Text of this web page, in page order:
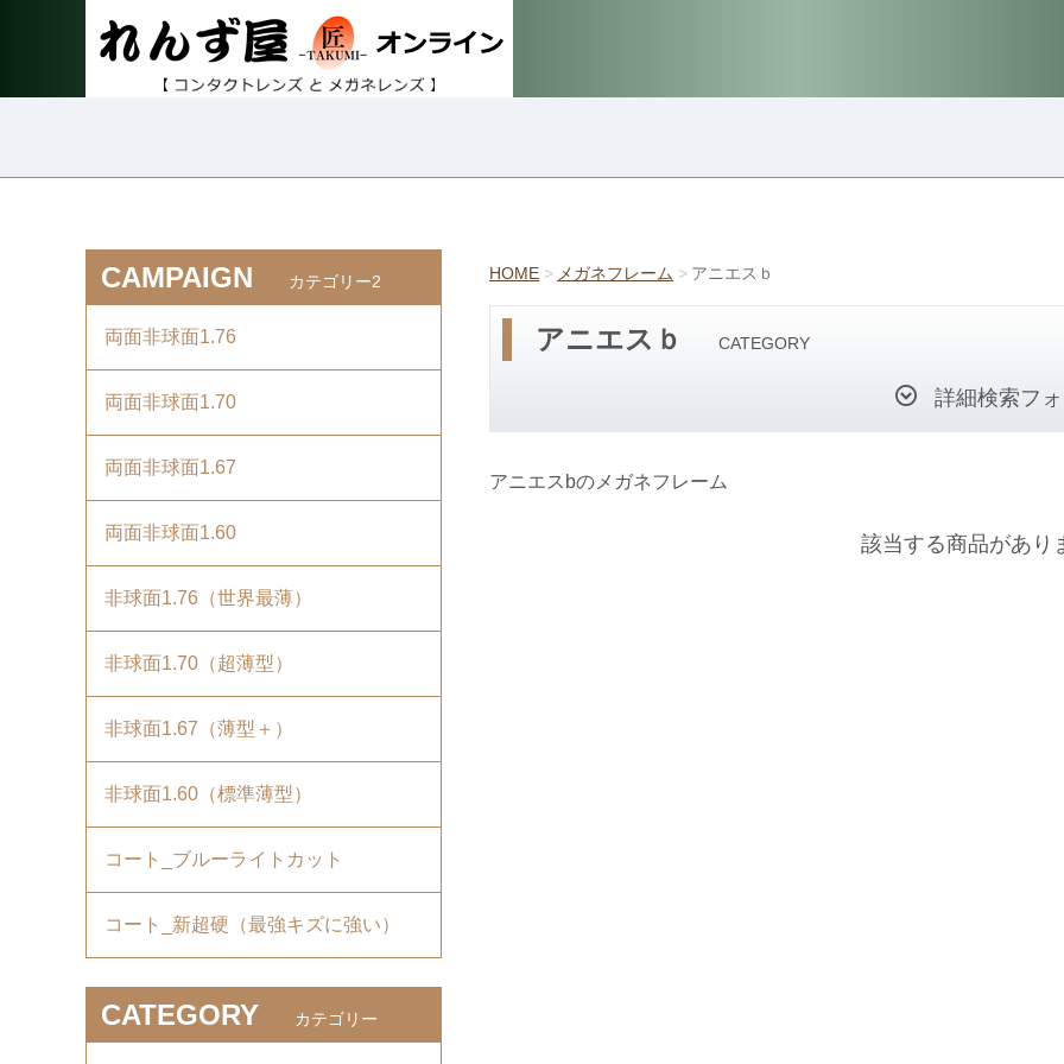
HOME メガネフレーム アニエスｂ
アニエスｂ CATEGORY
詳細検索フ
アニエスbのメガネフレーム
該当する商品があり
CAMPAIGN カテゴリー2
両面非球面1.76
両面非球面1.70
両面非球面1.67
両面非球面1.60
非球面1.76（世界最薄）
非球面1.70（超薄型）
非球面1.67（薄型＋）
非球面1.60（標準薄型）
コート_ブルーライトカット
コート_新超硬（最強キズに強い）
CATEGORY カテゴリー